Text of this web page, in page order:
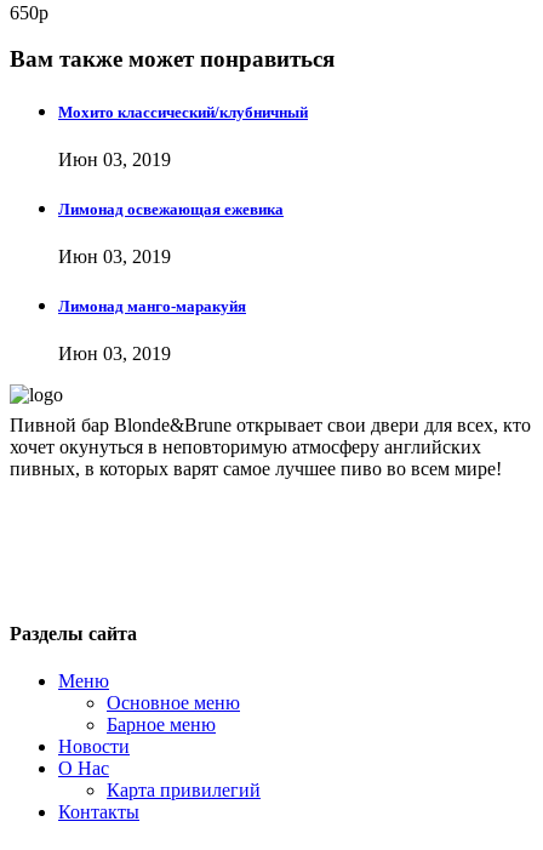
650р
Вам также может понравиться
Мохито классический/клубничный
Июн 03, 2019
Лимонад освежающая ежевика
Июн 03, 2019
Лимонад манго-маракуйя
Июн 03, 2019
Пивной бар Blonde&Brune открывает свои двери для всех, кто
хочет окунуться в неповторимую атмосферу английских
пивных, в которых варят самое лучшее пиво во всем мире!
Разделы сайта
Меню
Основное меню
Барное меню
Новости
О Нас
Карта привилегий
Контакты